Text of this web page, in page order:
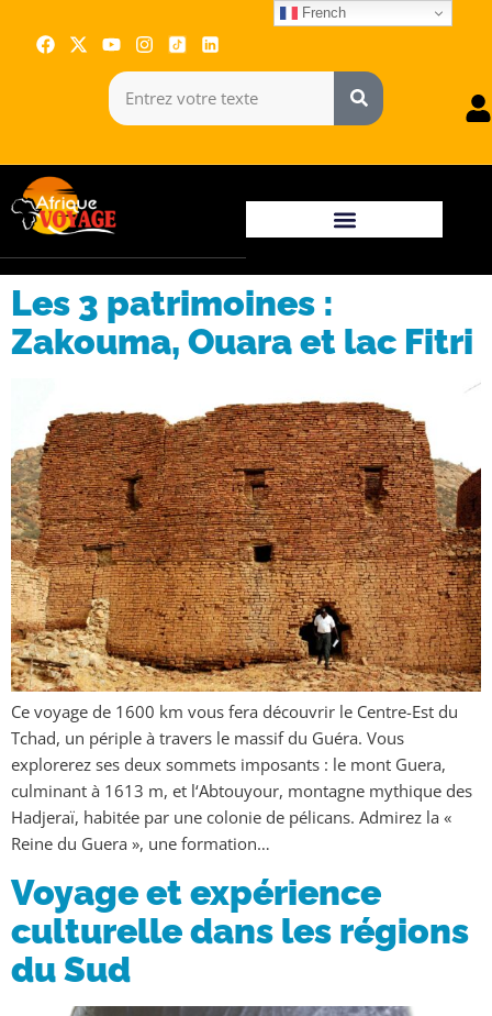
Les 3 patrimoines :
Zakouma, Ouara et lac Fitri
Ce voyage de 1600 km vous fera découvrir le Centre-Est du
Tchad, un périple à travers le massif du Guéra. Vous
explorerez ses deux sommets imposants : le mont Guera,
culminant à 1613 m, et l‘Abtouyour, montagne mythique des
Hadjeraï, habitée par une colonie de pélicans. Admirez la «
Reine du Guera », une formation…
Voyage et expérience
culturelle dans les régions
du Sud
French